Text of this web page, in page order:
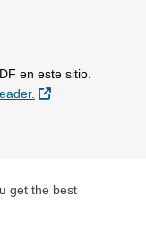
get the best
en este sitio.
Sitio Externo